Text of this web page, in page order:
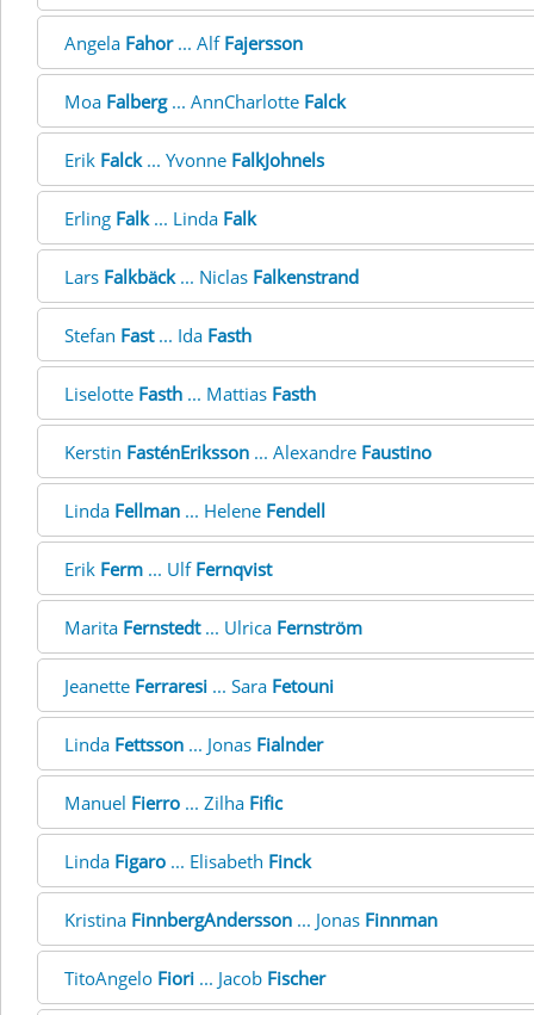
Angela Fahor... Alf Fajersson
Moa Falberg... AnnCharlotte Falck
Erik Falck... Yvonne FalkJohnels
Erling Falk... Linda Falk
Lars Falkbäck... Niclas Falkenstrand
Stefan Fast... Ida Fasth
Liselotte Fasth ... Mattias Fasth
Kerstin FasténEriksson ... Alexandre Faustino
Linda Fellman ... Helene Fendell
Erik Ferm ... Ulf Fernqvist
Marita Fernstedt... Ulrica Fernström
Jeanette Ferraresi ... Sara Fetouni
Linda Fettsson ... Jonas Fialnder
Manuel Fierro ... Zilha Fific
Linda Figaro ... Elisabeth Finck
Kristina FinnbergAndersson ... Jonas Finnman
TitoAngelo Fiori ... Jacob Fischer